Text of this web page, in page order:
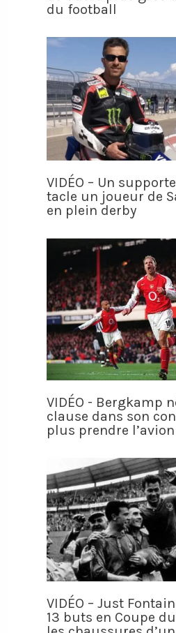
du football
VIDÉO – Un
tacle un joueur de
en plein derby
VIDÉO - Bergkamp
clause dans son
plus prendre
VIDÉO – Just
13 buts en Coupe